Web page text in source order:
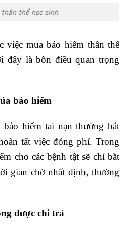
thân thể học sinh
việc mua bảo hiểm thân thể
đây là bốn điều quan trọng
bảo hiểm
hiểm tai nạn thường bắt
tất việc đóng phí. Trong
cho các bệnh tật sẽ chỉ bắt
gian chờ nhất định, thường
được chi trả